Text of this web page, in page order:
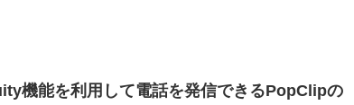
機能を利用して電話を発信できるPopClipの